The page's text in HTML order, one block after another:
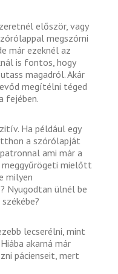
először, vagy
megszórni
már ezeknél az
is fontos, hogy
magadról. Akár
megítélni téged
fejében.
Ha például egy
a szórólapját
ami már a
meggyűrögeti mielőtt
milyen
Nyugodtan ülnél be
lecserélni, mint
akarná már
pácienseit, mert